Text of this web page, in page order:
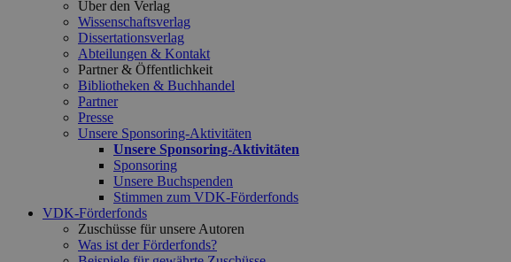
Über den Verlag
Wissenschaftsverlag
Dissertationsverlag
Abteilungen & Kontakt
Partner & Öffentlichkeit
Bibliotheken & Buchhandel
Partner
Presse
Unsere Sponsoring-Aktivitäten
Unsere Sponsoring-Aktivitäten
Sponsoring
Unsere Buchspenden
Stimmen zum VDK-Förderfonds
VDK-Förderfonds
Zuschüsse für unsere Autoren
Was ist der Förderfonds?